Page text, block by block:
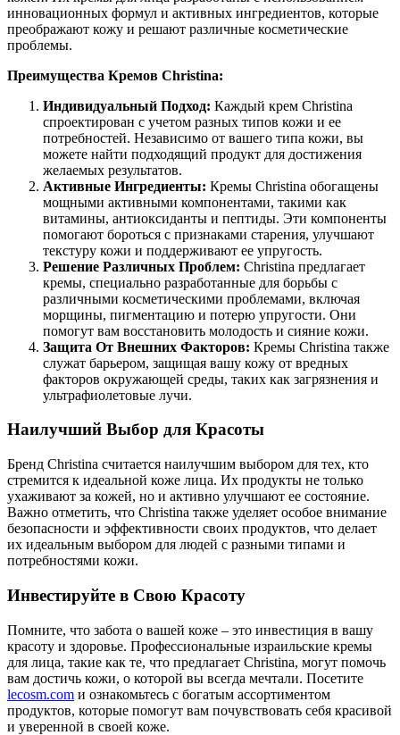
инновационных формул и активных ингредиентов, которые
преображают кожу и решают различные косметические
проблемы.
Преимущества Кремов Christina:
Индивидуальный Подход: Каждый крем Christina
спроектирован с учетом разных типов кожи и ее
потребностей. Независимо от вашего типа кожи, вы
можете найти подходящий продукт для достижения
желаемых результатов.
Активные Ингредиенты: Кремы Christina обогащены
мощными активными компонентами, такими как
витамины, антиоксиданты и пептиды. Эти компоненты
помогают бороться с признаками старения, улучшают
текстуру кожи и поддерживают ее упругость.
Решение Различных Проблем: Christina предлагает
кремы, специально разработанные для борьбы с
различными косметическими проблемами, включая
морщины, пигментацию и потерю упругости. Они
помогут вам восстановить молодость и сияние кожи.
Защита От Внешних Факторов: Кремы Christina также
служат барьером, защищая вашу кожу от вредных
факторов окружающей среды, таких как загрязнения и
ультрафиолетовые лучи.
Наилучший Выбор для Красоты
Бренд Christina считается наилучшим выбором для тех, кто
стремится к идеальной коже лица. Их продукты не только
ухаживают за кожей, но и активно улучшают ее состояние.
Важно отметить, что Christina также уделяет особое внимание
безопасности и эффективности своих продуктов, что делает
их идеальным выбором для людей с разными типами и
потребностями кожи.
Инвестируйте в Свою Красоту
Помните, что забота о вашей коже – это инвестиция в вашу
красоту и здоровье. Профессиональные израильские кремы
для лица, такие как те, что предлагает Christina, могут помочь
вам достичь кожи, о которой вы всегда мечтали. Посетите
lecosm.com и ознакомьтесь с богатым ассортиментом
продуктов, которые помогут вам почувствовать себя красивой
и уверенной в своей коже.